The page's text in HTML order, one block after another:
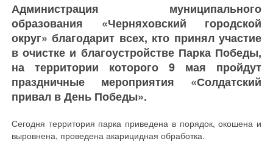
Администрация муниципального
образования «Черняховский городской
округ» благодарит всех, кто принял участие
в очистке и благоустройстве Парка Победы,
на территории которого 9 мая пройдут
праздничные мероприятия «Солдатский
привал в День Победы».
Сегодня территория парка приведена в порядок, окошена и
выровнена, проведена акарицидная обработка.